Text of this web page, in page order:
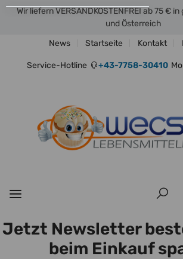
Wir liefern VERSANDKOSTENFREI ab 75 €
und Österreich
News
Startseite Kontakt
Service-Hotline +43-7758-30410
Jetzt Newsletter
beim Einkauf